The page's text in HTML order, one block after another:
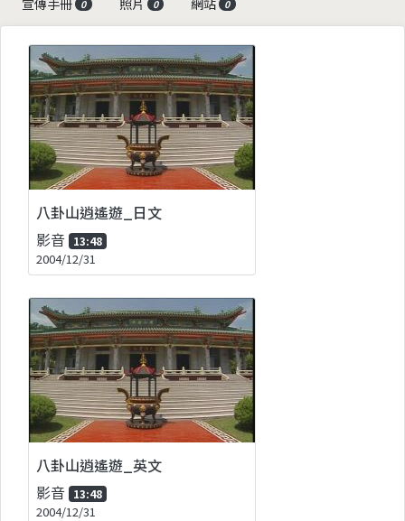
0 0 0
八卦山逍遙遊_日文
影音 13:48
2004/12/31
八卦山逍遙遊_英文
影音 13:48
2004/12/31